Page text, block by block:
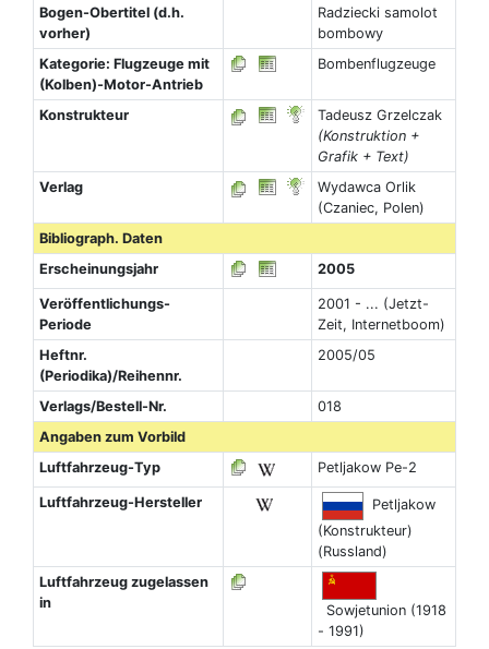
Bogen-Obertitel (d.h.
vorher)
Radziecki samolot
bombowy
Kategorie: Flugzeuge mit
(Kolben)-Motor-Antrieb
Bombenflugzeuge
Konstrukteur
Tadeusz Grzelczak
(Konstruktion +
Grafik + Text)
Verlag
Wydawca Orlik
(Czaniec, Polen)
Bibliograph. Daten
Erscheinungsjahr
2005
Veröffentlichungs-
Periode
2001 - ... (Jetzt-
Zeit, Internetboom)
Heftnr.
(Periodika)/Reihennr.
2005/05
Verlags/Bestell-Nr.
018
Angaben zum Vorbild
Luftfahrzeug-Typ
Petljakow Pe-2
Luftfahrzeug-Hersteller
Petljakow
(Konstrukteur)
(Russland)
Luftfahrzeug zugelassen
in
Sowjetunion (1918
- 1991)